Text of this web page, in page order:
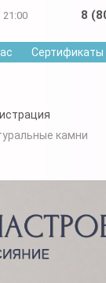
21:00 8
Сертификаты
камни